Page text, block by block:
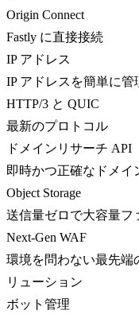
Origin Connect
Fastly に直接接続
IP アドレス
IP アドレスを簡単に管
HTTP/3 と QUIC
最新のプロトコル
ドメインリサーチ API
即時かつ正確なドメイ
Object Storage
送信量ゼロで大容量フ
Next-Gen WAF
環境を問わない最先端
リューション
ボット管理